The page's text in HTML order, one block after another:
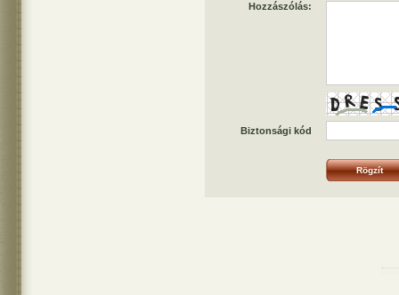
Hozzászólás:
Biztonsági kód